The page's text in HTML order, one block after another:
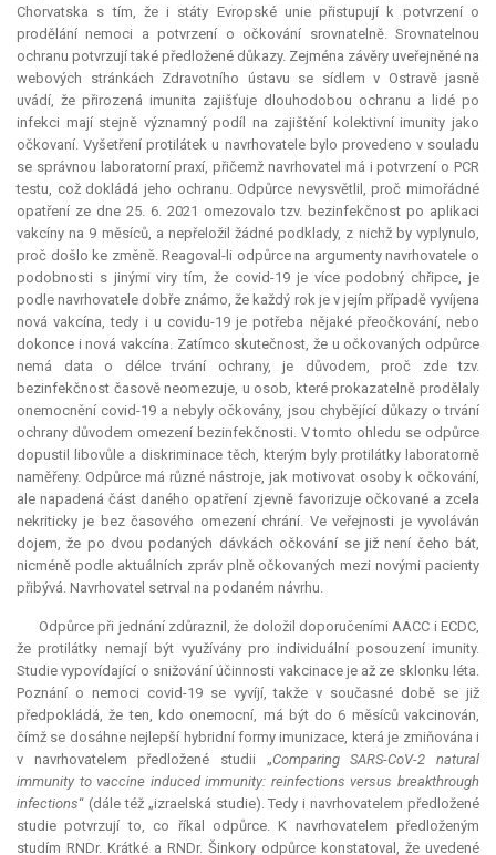
Chorvatska s tím, že i státy Evropské unie přistupují k potvrzení o
prodělání nemoci a potvrzení o očkování srovnatelně. Srovnatelnou
ochranu potvrzují také předložené důkazy. Zejména závěry uveřejněné na
webových stránkách Zdravotního ústavu se sídlem v Ostravě jasně
uvádí, že přirozená imunita zajišťuje dlouhodobou ochranu a lidé po
infekci mají stejně významný podíl na zajištění kolektivní imunity jako
očkovaní. Vyšetření protilátek u navrhovatele bylo provedeno v souladu
se správnou laboratorní praxí, přičemž navrhovatel má i potvrzení o PCR
testu, což dokládá jeho ochranu. Odpůrce nevysvětlil, proč mimořádné
opatření ze dne 25. 6. 2021 omezovalo tzv. bezinfekčnost po aplikaci
vakcíny na 9 měsíců, a nepřeložil žádné podklady, z nichž by vyplynulo,
proč došlo ke změně. Reagoval-li odpůrce na argumenty navrhovatele o
podobnosti s jinými viry tím, že covid-19 je více podobný chřipce, je
podle navrhovatele dobře známo, že každý rok je v jejím případě vyvíjena
nová vakcína, tedy i u covidu-19 je potřeba nějaké přeočkování, nebo
dokonce i nová vakcína. Zatímco skutečnost, že u očkovaných odpůrce
nemá data o délce trvání ochrany, je důvodem, proč zde tzv.
bezinfekčnost časově neomezuje, u osob, které prokazatelně prodělaly
onemocnění covid-19 a nebyly očkovány, jsou chybějící důkazy o trvání
ochrany důvodem omezení bezinfekčnosti. V tomto ohledu se odpůrce
dopustil libovůle a diskriminace těch, kterým byly protilátky laboratorně
naměřeny. Odpůrce má různé nástroje, jak motivovat osoby k očkování,
ale napadená část daného opatření zjevně favorizuje očkované a zcela
nekriticky je bez časového omezení chrání. Ve veřejnosti je vyvoláván
dojem, že po dvou podaných dávkách očkování se již není čeho bát,
nicméně podle aktuálních zpráv plně očkovaných mezi novými pacienty
přibývá. Navrhovatel setrval na podaném návrhu.
Odpůrce při jednání zdůraznil, že doložil doporučeními AACC i ECDC,
že protilátky nemají být využívány pro individuální posouzení imunity.
Studie vypovídající o snižování účinnosti vakcinace je až ze sklonku léta.
Poznání o nemoci covid-19 se vyvíjí, takže v současné době se již
předpokládá, že ten, kdo onemocní, má být do 6 měsíců vakcinován,
čímž se dosáhne nejlepší hybridní formy imunizace, která je zmiňována i
v navrhovatelem předložené studii „Comparing SARS-CoV-2 natural
immunity to vaccine induced immunity: reinfectionsversus breakthrough
infections“ (dále též „izraelská studie). Tedy i navrhovatelem předložené
studie potvrzují to, co říkal odpůrce. K navrhovatelem předloženým
studím RNDr. Krátké a RNDr. Šinkory odpůrce konstatoval, že uvedené